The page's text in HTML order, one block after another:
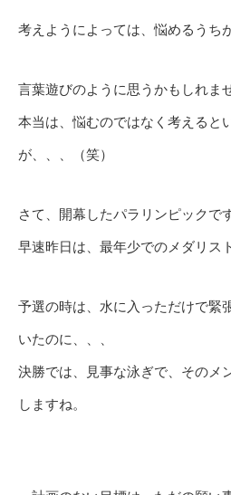
考えようによっては、悩めるうち
言葉遊びのように思うかもしれま
本当は、悩むのではなく考えると
が、、、（笑）
さて、開幕したパラリンピックで
早速昨日は、最年少でのメダリス
予選の時は、水に入っただけで緊
いたのに、、、
決勝では、見事な泳ぎで、そのメ
しますね。